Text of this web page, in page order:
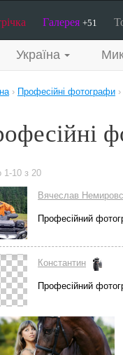
Галерея +51
Україна
› Професійні фотографи ›
1-10 з 20
Вячеслав
Професійний
Константин
Професійний